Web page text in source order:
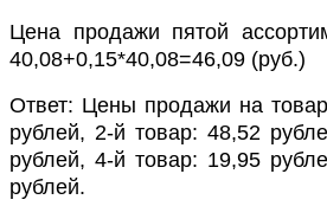
Цена продажи пятой
40,08+0,15*40,08=46,09 (руб.)
Ответ: Цены продажи на
рублей, 2-й товар: 48,52
рублей, 4-й товар: 19,95
рублей.